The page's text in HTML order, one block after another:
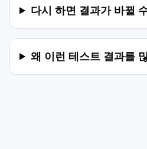
다시 하면 결과가 바뀔
왜 이런 테스트 결과를